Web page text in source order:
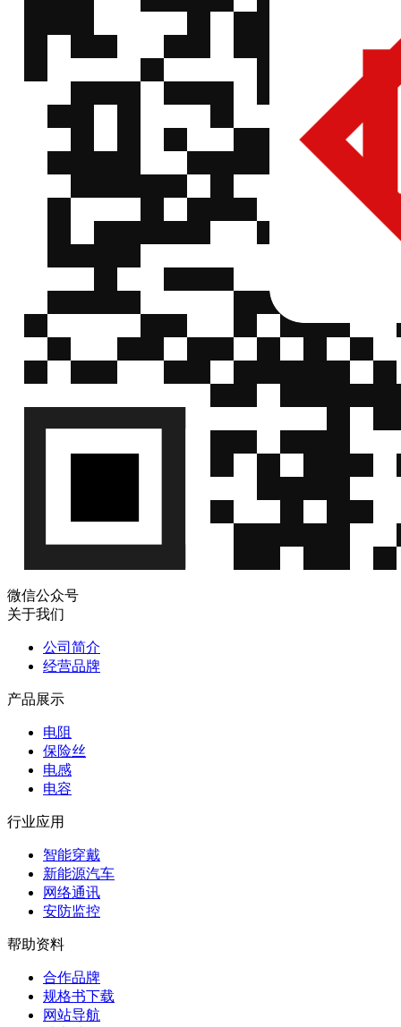
微信公众号
关于我们
公司简介
经营品牌
产品展示
电阻
保险丝
电感
电容
行业应用
智能穿戴
新能源汽车
网络通讯
安防监控
帮助资料
合作品牌
规格书下载
网站导航